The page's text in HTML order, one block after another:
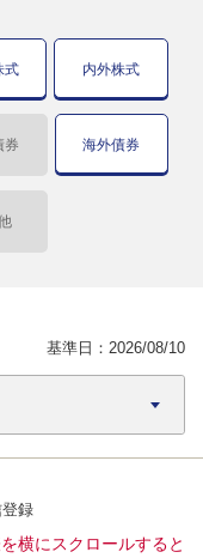
式 内外株式
券 海外債券
基準日： 2026/08/10
録
横にスクロールすると